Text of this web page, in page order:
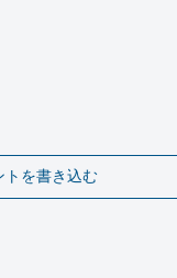
トを書き込む